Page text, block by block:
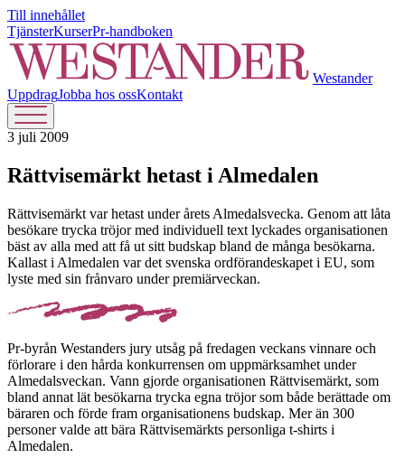
Till innehållet
TjänsterKurserPr-handboken
Westander
UppdragJobba hos ossKontakt
3 juli 2009
Rättvisemärkt hetast i Almedalen
Rättvisemärkt var hetast under årets Almedalsvecka. Genom att låta
besökare trycka tröjor med individuell text lyckades organisationen
bäst av alla med att få ut sitt budskap bland de många besökarna.
Kallast i Almedalen var det svenska ordförandeskapet i EU, som
lyste med sin frånvaro under premiärveckan.
Pr-byrån Westanders jury utsåg på fredagen veckans vinnare och
förlorare i den hårda konkurrensen om uppmärksamhet under
Almedalsveckan. Vann gjorde organisationen Rättvisemärkt, som
bland annat lät besökarna trycka egna tröjor som både berättade om
bäraren och förde fram organisationens budskap. Mer än 300
personer valde att bära Rättvisemärkts personliga t-shirts i
Almedalen.